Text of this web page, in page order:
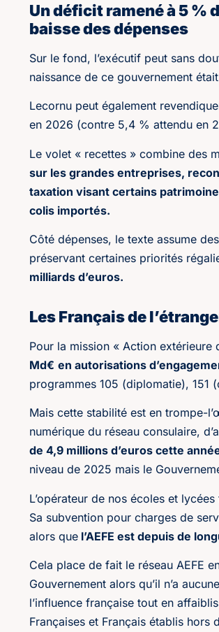
Un déficit ramené à 5 %
baisse des dépenses
Sur le fond, l’exécutif peut sans
naissance de ce gouvernement
Lecornu peut également
en 2026 (contre 5,4 % attendu en
Le volet « recettes » combine des
sur les grandes entreprises,
taxation visant certains
colis importés.
Côté dépenses, le texte assume
préservant certaines priorités
milliards d’euros.
Les Français de
Pour la mission « Action extérieure
Md€ en autorisations
programmes 105 (diplomatie), 151
Mais cette stabilité est en trompe-
numérique du réseau consulaire,
de 4,9 millions d’euros cette
niveau de 2025 mais le
L’opérateur de nos écoles et
Sa subvention pour charges de
alors que l’AEFE est depuis de
Cela place de fait le réseau AEFE
Gouvernement alors qu’il n’a
l’influence française tout en
Françaises et Français établis hors